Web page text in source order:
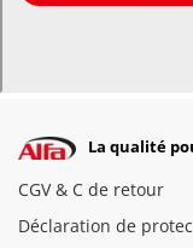
La qualité
CGV & C de retour
Déclaration de